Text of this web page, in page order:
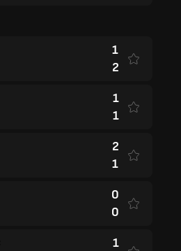
1
2
1
1
2
1
0
0
1